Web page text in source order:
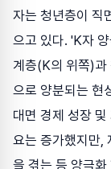
자는 청년층이 직
으고 있다. 'K자
계층(K의 위쪽)과
으로 양분되는 현
대면 경제 성장
요는 증가했지만,
을 겪는 등 양극